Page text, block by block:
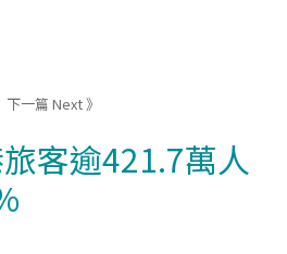
下一篇 Next 》
客逾421.7萬人